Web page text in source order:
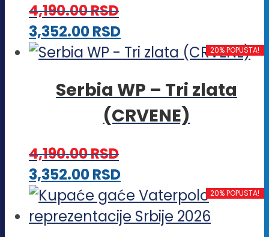
4,190.00RSD
3,352.00RSDOvaj
proizvod
više
varijanti.
biti
izabrane
na
20% POPUSTA!
Serbia WP – Tri zlata
(CRVENE)
4,190.00RSD
3,352.00RSDOvaj
proizvod
ima
20% POPUSTA!